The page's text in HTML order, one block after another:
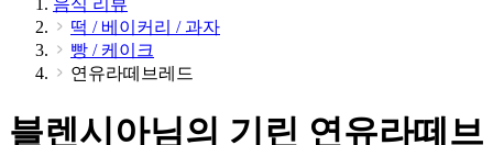
음식 리뷰
떡 / 베이커리 / 과자
빵 / 케이크
연유라떼브레드
블렌시아님의 기린 연유라떼브